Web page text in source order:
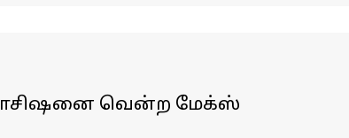
பொசிஷனை வென்ற மேக்ஸ்